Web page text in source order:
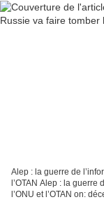
Alep : la guerre de
l’OTAN Alep : la guerre
l’ONU et l’OTAN on: